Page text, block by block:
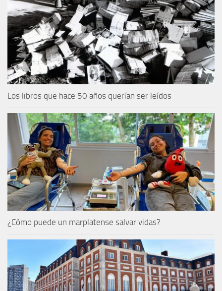
Los libros que hace 50 años querían ser leídos
¿Cómo puede un marplatense salvar vidas?